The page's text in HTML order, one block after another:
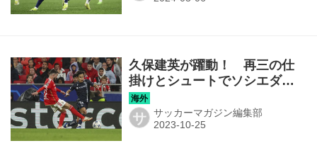
久保建英が躍動！ 再三の仕
掛けとシュートでソシエダの
連勝に貢献し、プレーヤー・
オブ・ザ・マッチを獲得
【CL】
サ サッカーマガジン編集部